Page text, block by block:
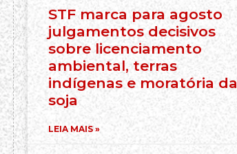
STF marca para agosto
julgamentos decisivos
sobre licenciamento
ambiental, terras
indígenas e moratória da
soja
LEIA MAIS »